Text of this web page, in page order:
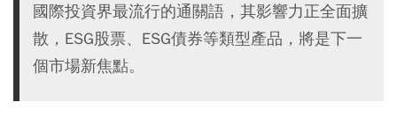
國際投資界最流行的通關語，其影響力正全面擴
散，ESG股票、ESG債券等類型產品，將是下一
個市場新焦點。